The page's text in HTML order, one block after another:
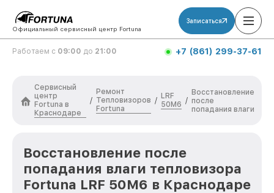
Официальный сервисный центр Fortuna
Записаться
Работаем с 09:00 до 21:00 +7 (861) 299-37-61
Сервисный
центр
Fortuna в
Краснодаре
/
Ремонт
Тепловизоров
Fortuna
/
LRF
50M6 /
Восстановление
после
попадания влаги
Восстановление после
попадания влаги тепловизора
Fortuna LRF 50M6 в Краснодаре